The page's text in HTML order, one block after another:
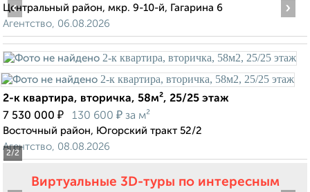
Центральный район, мкр. 9-10-й, Гагарина 6
Агентство, 06.08.2026
2/2
‹ ›
2-к квартира, вторичка, 58м², 25/25 этаж
7 530 000 ₽ 130 600 ₽ за м²
Восточный район, Югорский тракт 52/2
Агентство, 08.08.2026
Виртуальные 3D-туры по интересным